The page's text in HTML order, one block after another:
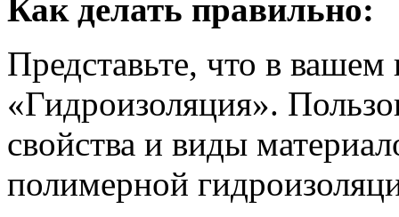
Как делать правильно:
Представьте, что в вашем
«Гидроизоляция».
свойства и виды
полимерной